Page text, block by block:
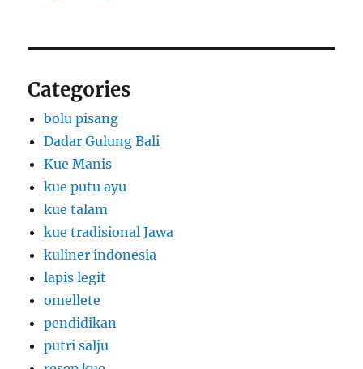
Categories
bolu pisang
Dadar Gulung Bali
Kue Manis
kue putu ayu
kue talam
kue tradisional Jawa
kuliner indonesia
lapis legit
omellete
pendidikan
putri salju